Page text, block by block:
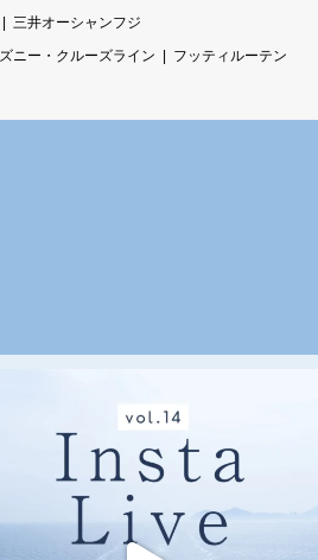
三井オーシャンフジ
ニー・クルーズライン
フッティルーテン